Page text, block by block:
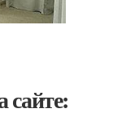
сайте: